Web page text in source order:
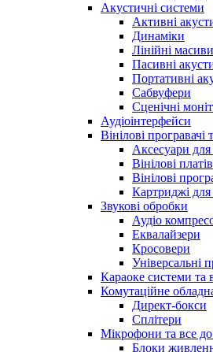
Акустичні системи
Активні
Динаміки
Лінійні масиви
Пасивні
Портативні
Сабвуфери
Сценічні
Аудіоінтерфейси
Вінілові програвачі
Аксесуари для
Вінілові
Вінілові
Картриджі для
Звукові обробки
Аудіо
Еквалайзери
Кросовери
Універсальні
Караоке системи та
Комутаційне
Директ-бокси
Сплітери
Мікрофони та все
Блоки